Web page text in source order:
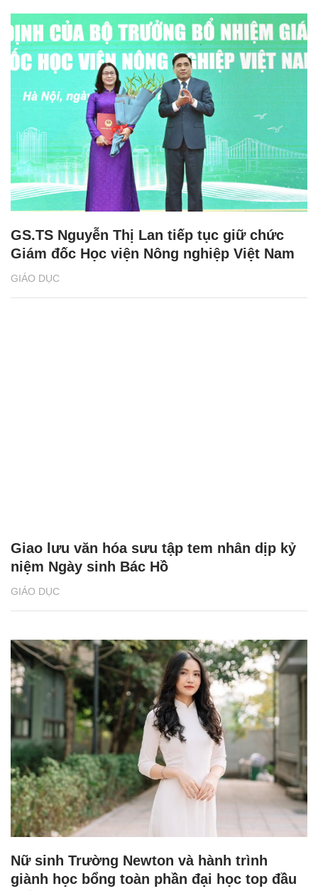
GIÁO DỤC
GS.TS Nguyễn Thị Lan tiếp tục giữ chức
Giám đốc Học viện Nông nghiệp Việt Nam
GIÁO DỤC
Giao lưu văn hóa sưu tập tem nhân dịp kỷ
niệm Ngày sinh Bác Hồ
Nữ sinh Trường Newton và hành trình
giành học bổng toàn phần đại học top đầu